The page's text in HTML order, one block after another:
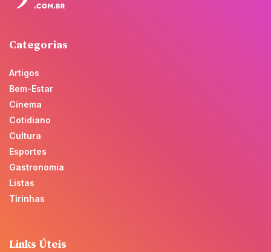
Categorias
Artigos
Bem-Estar
Cinema
Cotidiano
Cultura
Esportes
Gastronomia
Listas
Tirinhas
Links Úteis